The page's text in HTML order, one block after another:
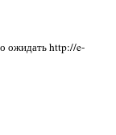
ожидать http://e-